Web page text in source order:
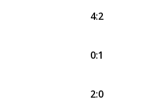
4:2
0:1
2:0